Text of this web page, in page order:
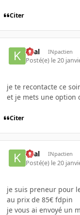
Citer
kaal INpactien
Posté(e) le 20
je te recontacte ce soir
et je mets une option
Citer
kaal INpactien
Posté(e) le 20
je suis preneur pour
au prix de 85€ fdpin
je vous ai envoyé un